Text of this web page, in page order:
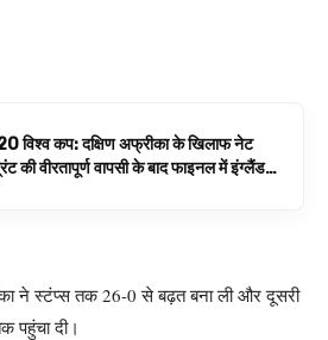
विश्व कप: दक्षिण अफ्रीका के खिलाफ नेट
की वीरतापूर्ण वापसी के बाद फाइनल में इंग्लैंड
ने स्टंप्स तक 26-0 से बढ़त बना ली और दूसरी
पहुंचा दी।